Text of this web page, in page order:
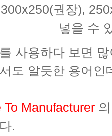
권장),
넣을 수
사용하다 보면
도 알듯한 용어
To Manufacturer
.